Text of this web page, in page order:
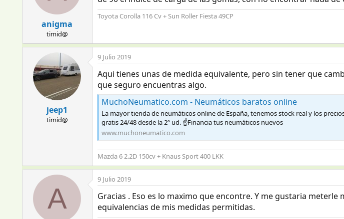
anigma
timid@
Toyota Corolla 116 Cv + Sun Roller Fiesta 49CP
jeep1
timid@
9 Julio 2019
Aqui tienes unas de medida equivalente, pero sin tener que
que seguro encuentras algo.
MuchoNeumatico.com - Neumáticos baratos online
La mayor tienda de neumáticos online de España, tenemos stock real y los
gratis 24/48 desde la 2ª ud. ☝Financia tus neumáticos nuevos
www.muchoneumatico.com
Mazda 6 2.2D 150cv + Knaus Sport 400 LKK
A
9 Julio 2019
Gracias . Eso es lo maximo que encontre. Y me gustaria meterle
equivalencias de mis medidas permitidas.